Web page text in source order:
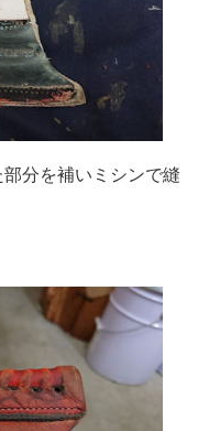
分を補いミシンで縫